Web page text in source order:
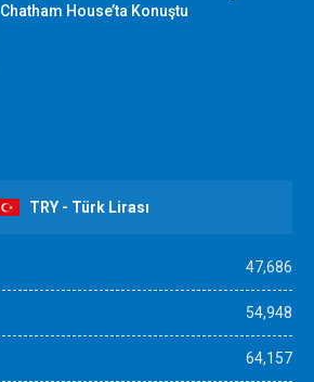
Chatham House’ta Konuştu
TRY - Türk Lirası
47,686
54,948
64,157